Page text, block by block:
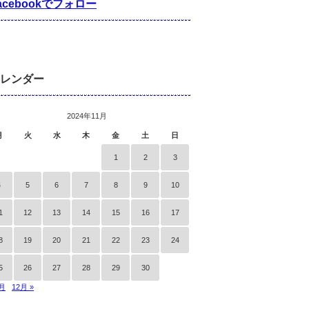
でフォロー
ンダー
2024年11月
火 水 木 金 土 日
1 2 3
5 6 7 8 9 10
12 13 14 15 16 17
19 20 21 22 23 24
26 27 28 29 30
12月 »